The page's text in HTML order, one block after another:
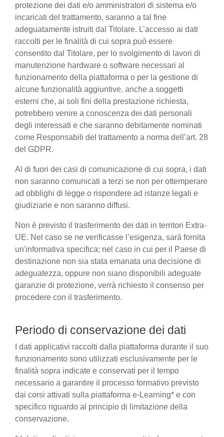
protezione dei dati e/o amministratori di sistema e/o
incaricati del trattamento, saranno a tal fine
adeguatamente istruiti dal Titolare. L’accesso ai dati
raccolti per le finalità di cui sopra può essere
consentito dal Titolare, per lo svolgimento di lavori di
manutenzione hardware o software necessari al
funzionamento della piattaforma o per la gestione di
alcune funzionalità aggiuntive, anche a soggetti
esterni che, ai soli fini della prestazione richiesta,
potrebbero venire a conoscenza dei dati personali
degli interessati e che saranno debitamente nominati
come Responsabili del trattamento a norma dell’art. 28
del GDPR.
Al di fuori dei casi di comunicazione di cui sopra, i dati
non saranno comunicati a terzi se non per ottemperare
ad obblighi di legge o rispondere ad istanze legali e
giudiziarie e non saranno diffusi.
Non è previsto il trasferimento dei dati in territori Extra-
UE. Nel caso se ne verificasse l’esigenza, sarà fornita
un'informativa specifica; nel caso in cui per il Paese di
destinazione non sia stata emanata una decisione di
adeguatezza, oppure non siano disponibili adeguate
garanzie di protezione, verrà richiesto il consenso per
procedere con il trasferimento.
Periodo di conservazione dei dati
I dati applicativi raccolti dalla piattaforma durante il suo
funzionamento sono utilizzati esclusivamente per le
finalità sopra indicate e conservati per il tempo
necessario a garantire il processo formativo previsto
dai corsi attivati sulla piattaforma e-Learning* e con
specifico riguardo al principio di limitazione della
conservazione.